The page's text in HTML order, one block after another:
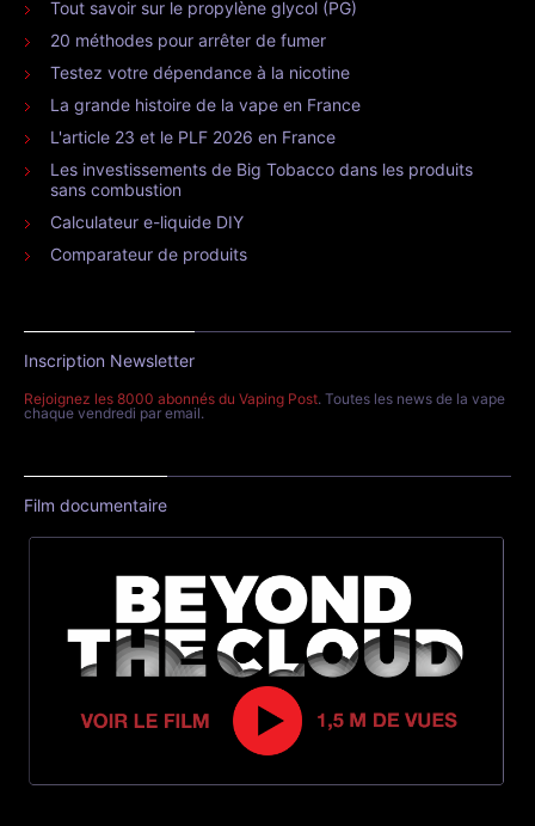
Tout savoir sur le propylène glycol (PG)
20 méthodes pour arrêter de fumer
Testez votre dépendance à la nicotine
La grande histoire de la vape en France
L'article 23 et le PLF 2026 en France
Les investissements de Big Tobacco dans les produits
sans combustion
Calculateur e-liquide DIY
Comparateur de produits
Inscription Newsletter
Rejoignez les 8000 abonnés du Vaping Post. Toutes les news de la vape
chaque vendredi par email.
Film documentaire